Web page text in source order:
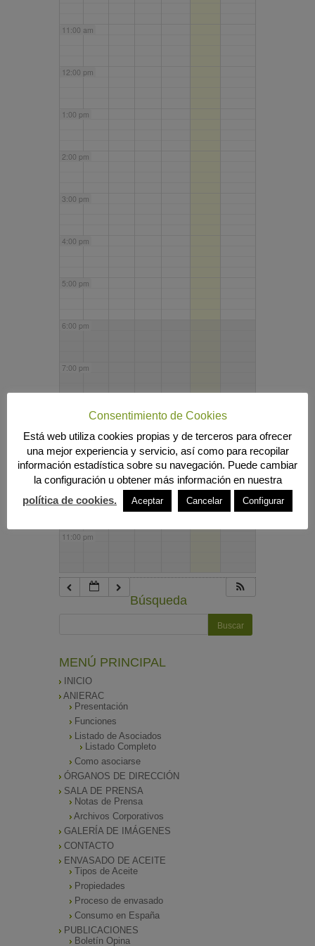
11:00 am
12:00 pm
1:00 pm
2:00 pm
3:00 pm
4:00 pm
5:00 pm
6:00 pm
7:00 pm
9:00 pm
10:00 pm
11:00 pm
Búsqueda
MENÚ PRINCIPAL
INICIO
ANIERAC
Presentación
Funciones
Listado de Asociados
Listado Completo
Como asociarse
ÓRGANOS DE DIRECCIÓN
SALA DE PRENSA
Notas de Prensa
Archivos Corporativos
GALERÍA DE IMÁGENES
CONTACTO
ENVASADO DE ACEITE
Tipos de Aceite
Propiedades
Proceso de envasado
Consumo en España
PUBLICACIONES
Boletín Opina
Consentimiento de Cookies
Está web utiliza cookies propias y de terceros para ofrecer
una mejor experiencia y servicio, así como para recopilar
información estadística sobre su navegación. Puede cambiar
la configuración u obtener más información en nuestra
política de cookies.
Aceptar Cancelar Configurar